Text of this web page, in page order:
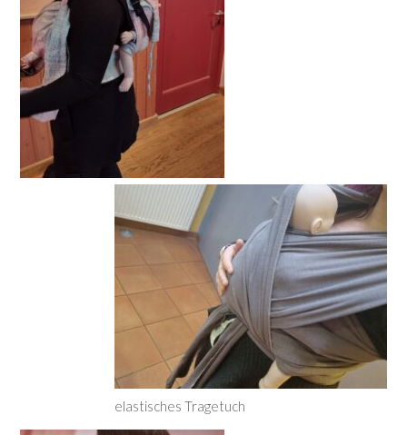
elastisches Tragetuch